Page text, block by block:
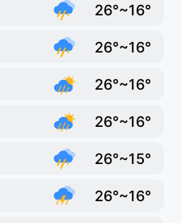
26°~16°
26°~16°
26°~16°
26°~16°
26°~15°
26°~16°